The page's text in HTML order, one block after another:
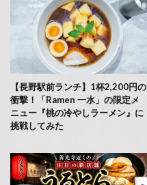
【長野駅前ランチ】1杯2,200円の
衝撃！「Ramen 一水」の限定メ
ニュー『桃の冷やしラーメン』に
挑戦してみた